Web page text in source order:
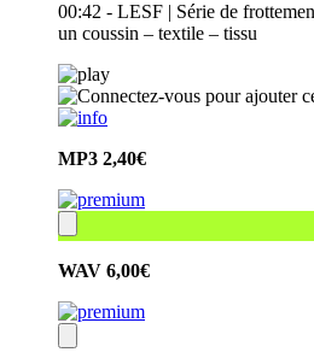
00:42 - LESF | Série de
un coussin – textile – tissu
MP3 2,40€
WAV 6,00€